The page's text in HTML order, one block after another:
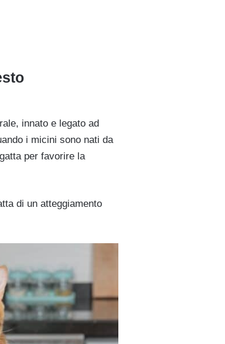
innato e legato ad
i micini sono nati da
per favorire la
di un atteggiamento